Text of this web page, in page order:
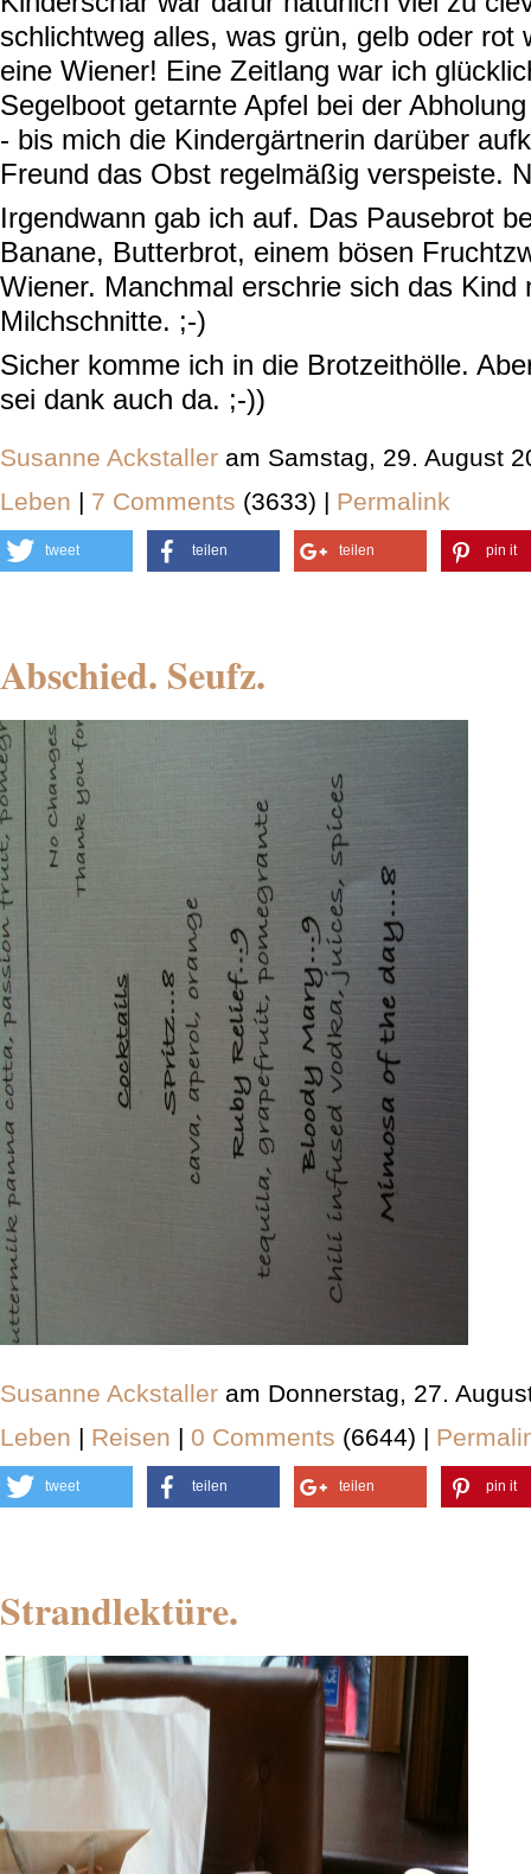
schlichtweg alles, was grün, gelb oder rot
eine Wiener! Eine Zeitlang war ich
Segelboot getarnte Apfel bei der
- bis mich die Kindergärtnerin darüber
Freund das Obst regelmäßig verspeiste.
Irgendwann gab ich auf. Das Pausebrot
Banane, Butterbrot, einem bösen
Wiener. Manchmal erschrie sich das Kind
Milchschnitte. ;-)
Sicher komme ich in die Brotzeithölle.
sei dank auch da. ;-))
Susanne Ackstaller am Samstag, 29. August
Leben | 7 Comments (3633) | Permalink
tweet teilen teilen pin it
Abschied. Seufz.
Susanne Ackstaller am Donnerstag, 27.
Leben | Reisen | 0 Comments (6644) |
tweet teilen teilen pin it
Strandlektüre.